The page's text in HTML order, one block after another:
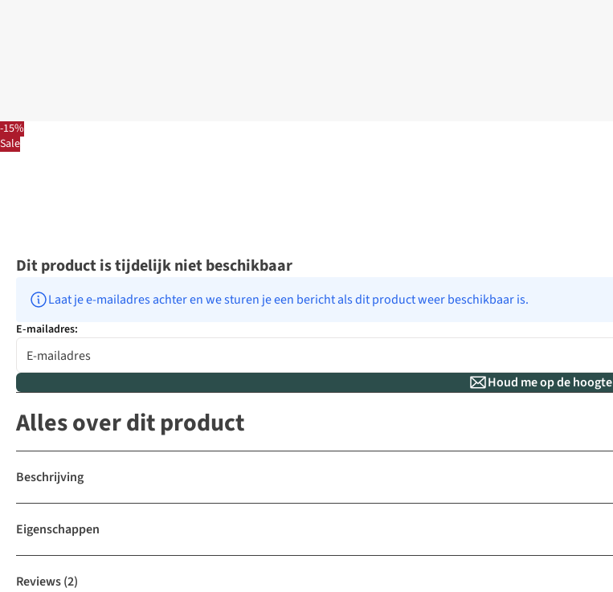
-15%
Sale
Dit product is tijdelijk niet beschikbaar
Laat je e-mailadres achter en we sturen je een bericht als dit product weer beschikbaar is.
E-mailadres:
Houd me op de hoogte
Alles over dit product
Beschrijving
Eigenschappen
Reviews(2)